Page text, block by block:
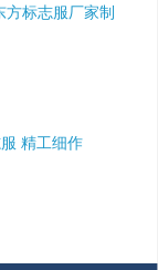
标志服厂家制
精工细作